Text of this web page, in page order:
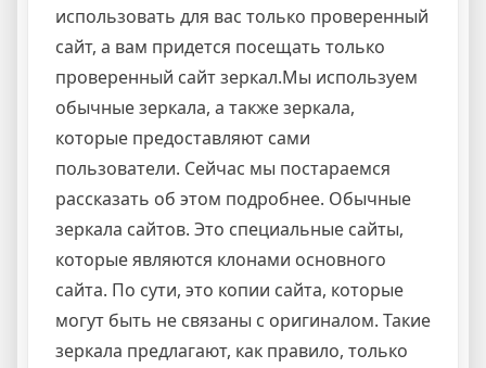
использовать для вас только проверенный
сайт, а вам придется посещать только
проверенный сайт зеркал.Мы используем
обычные зеркала, а также зеркала,
которые предоставляют сами
пользователи. Сейчас мы постараемся
рассказать об этом подробнее. Обычные
зеркала сайтов. Это специальные сайты,
которые являются клонами основного
сайта. По сути, это копии сайта, которые
могут быть не связаны с оригиналом. Такие
зеркала предлагают, как правило, только